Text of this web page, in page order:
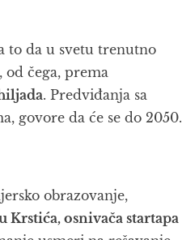
to da u svetu trenutno
čega, prema
. Predviđanja sa
govore da će se do 2050.
obrazovanje,
Krstića, osnivača startapa